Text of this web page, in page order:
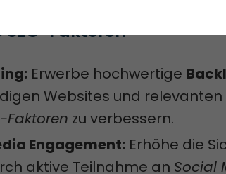
Faktoren
Erwerbe hochwertige
Websites und relevanten
Faktoren zu verbessern.
Engagement: Erhöhe die
aktive Teilnahme an Social